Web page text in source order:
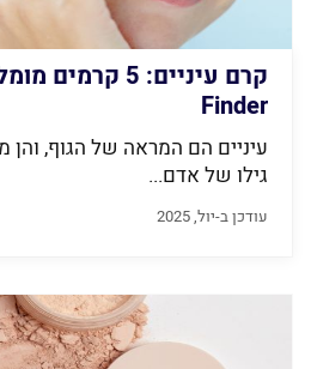
קרם עיניים: 5
Finder
עיניים הם המראה של הגוף,
גילו של אדם...
עודכן ב-יול, 2025